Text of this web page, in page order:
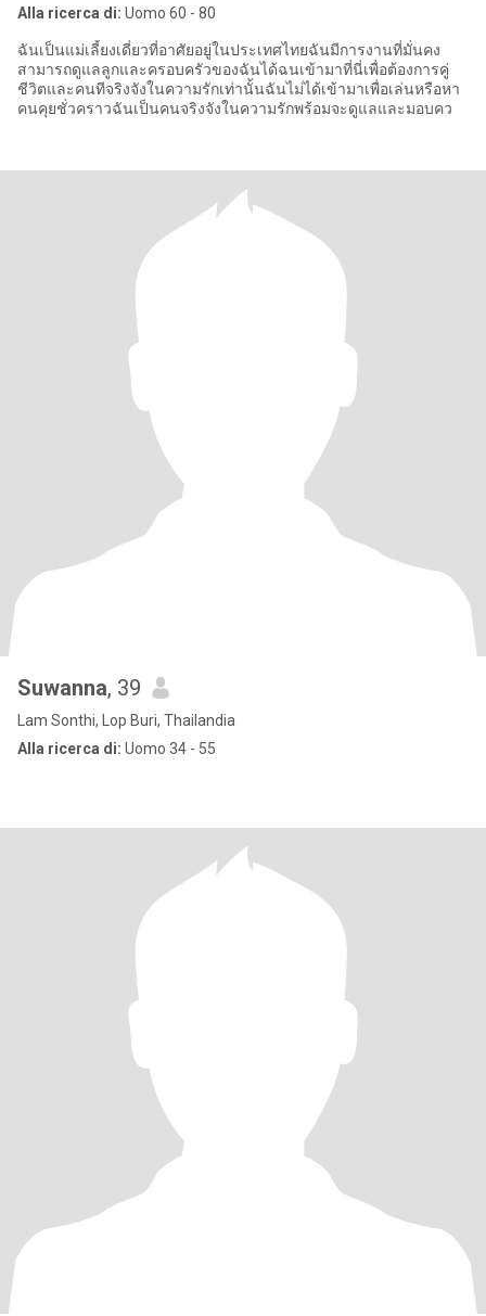
Alla ricerca di: Uomo 60 - 80
ฉันเป็นแม่เลี้ยงเดี่ยวที่อาศัยอยู่ในประเทศไทยฉันมีการงานที่มั่นคง
สามารถดูแลลูกและครอบครัวของฉันได้ฉนเข้ามาที่นี่เพื่อต้องการคู่
ชีวิตและคนทีจริงจังในความรักเท่านั้นฉันไม่ได้เข้ามาเพื่อเล่นหรือหา
คนคุยชั่วคราวฉันเป็นคนจริงจังในความรักพร้อมจะดูแลและมอบคว
Suwanna, 39
Lam Sonthi, Lop Buri, Thailandia
Alla ricerca di: Uomo 34 - 55